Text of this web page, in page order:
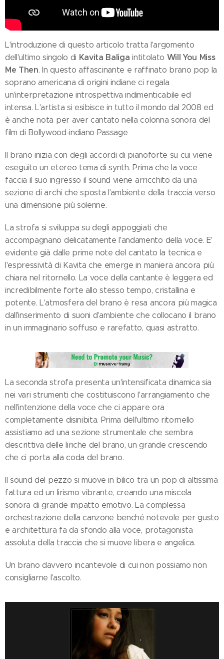
L'introduzione di questo articolo tratta l'argomento
dell'ultimo singolo di Kavita Baliga intitolato Will You Miss
Me Then. In questo affascinante e raffinato brano pop la
soprano americana di origini indiane ci regala
un'interpretazione introspettiva indimenticabile ed
intensa. L'artista si esibisce in tutto il mondo dal 2008 ed
è anche nota per aver cantato nella colonna sonora del
film di Bollywood-indiano Passage
Il brano inizia con degli accordi di pianoforte su cui viene
eseguito un etereo tema di synth. Prima che la voce
faccia il suo ingresso il sound viene arricchito da una
sezione di archi che sposta l'ambiente della traccia verso
una dimensione più solenne.
La strofa si sviluppa su degli appoggiati che
accompagnano delicatamente l'andamento della voce. E'
evidente già dalle prime note del cantato la tecnica e
l'espressività di Kavita che emerge in maniera ancora più
chiara nel ritornello. La voce della cantante è leggera ed
incredibilmente forte allo stesso tempo, cristallina e
potente. L'atmosfera del brano è resa ancora più magica
dall'inserimento di suoni d'ambiente che collocano il brano
in un immaginario soffuso e rarefatto, quasi astratto.
La seconda strofa presenta un'intensificata dinamica sia
nei vari strumenti che costituiscono l'arrangiamento che
nell'intenzione della voce che ci appare ora
completamente disinibita. Prima dell'ultimo ritornello
assistiamo ad una sezione strumentale che sembra
descrittiva delle liriche del brano, un grande crescendo
che ci porta alla coda del brano.
Il sound del pezzo si muove in bilico tra un pop di altissima
fattura ed un lirismo vibrante, creando una miscela
sonora di grande impatto emotivo. La complessa
orchestrazione della canzone benché notevole per gusto
e architettura fa da sfondo alla voce, protagonista
assoluta della traccia che si muove libera e angelica.
Un brano davvero incantevole di cui non possiamo non
consigliarne l'ascolto.